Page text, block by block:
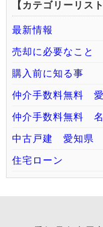
【カテゴリーリスト
最新情報
売却に必要なこと
購入前に知る事
仲介手数料無料
仲介手数料無料
中古戸建 愛知県
住宅ローン